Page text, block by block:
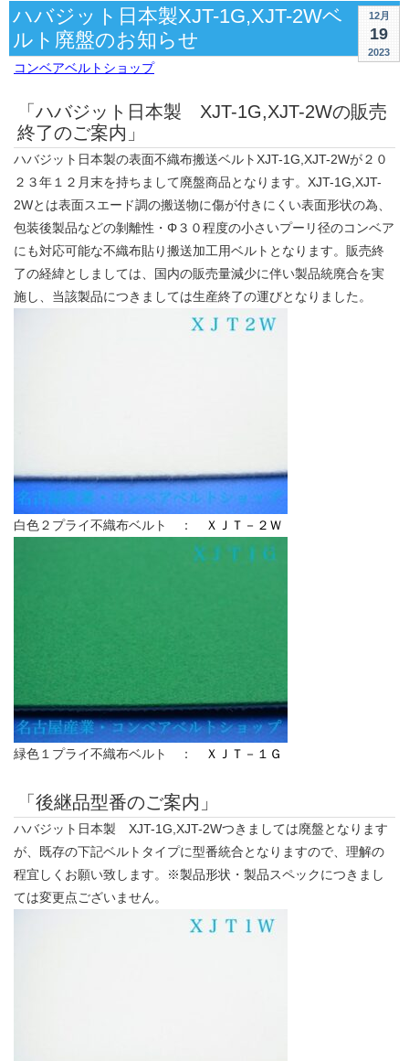
12月
19
2023
ハバジット日本製XJT-1G,XJT-2Wベ
ルト廃盤のお知らせ
コンベアベルトショップ
「ハバジット日本製 XJT-1G,XJT-2Wの販売
終了のご案内」
ハバジット日本製の表面不織布搬送ベルトXJT-1G,XJT-2Wが２０
２３年１２月末を持ちまして廃盤商品となります。XJT-1G,XJT-
2Wとは表面スエード調の搬送物に傷が付きにくい表面形状の為、
包装後製品などの剝離性・Φ３０程度の小さいプーリ径のコンベア
にも対応可能な不織布貼り搬送加工用ベルトとなります。販売終
了の経緯としましては、国内の販売量減少に伴い製品統廃合を実
施し、当該製品につきましては生産終了の運びとなりました。
白色２プライ不織布ベルト ： ＸＪＴ－２Ｗ
緑色１プライ不織布ベルト ： ＸＪＴ－１Ｇ
「後継品型番のご案内」
ハバジット日本製 XJT-1G,XJT-2Wつきましては廃盤となります
が、既存の下記ベルトタイプに型番統合となりますので、理解の
程宜しくお願い致します。※製品形状・製品スペックにつきまし
ては変更点ございません。